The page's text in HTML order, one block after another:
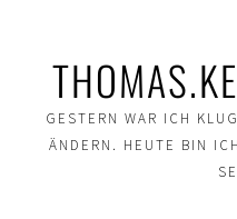
GESTERN WAR ICH
ÄNDERN. HEUTE BIN